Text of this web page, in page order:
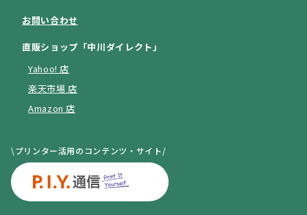
お問い合わせ
直販ショップ「中川ダイレクト」
Yahoo! 店
楽天市場 店
Amazon 店
\プリンター活用のコンテンツ・サイト/